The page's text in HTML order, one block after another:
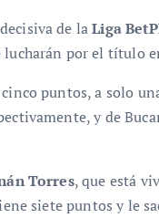
de laLiga
lucharán por el título
puntos, a solo
y de
Torres, que está
siete puntos y le